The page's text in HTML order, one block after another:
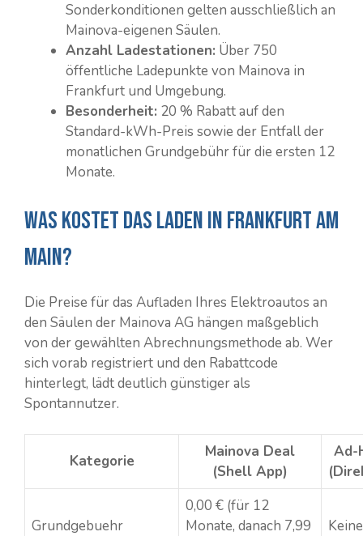
Sonderkonditionen gelten ausschließlich an
Mainova-eigenen Säulen.
Anzahl Ladestationen: Über 750
öffentliche Ladepunkte von Mainova in
Frankfurt und Umgebung.
Besonderheit: 20 % Rabatt auf den
Standard-kWh-Preis sowie der Entfall der
monatlichen Grundgebühr für die ersten 12
Monate.
Was kostet das Laden in Frankfurt am
Main?
Die Preise für das Aufladen Ihres Elektroautos an
den Säulen der Mainova AG hängen maßgeblich
von der gewählten Abrechnungsmethode ab. Wer
sich vorab registriert und den Rabattcode
hinterlegt, lädt deutlich günstiger als
Spontannutzer.
Kategorie
Mainova Deal
(Shell App)
Ad-
Grundgebuehr
0,00 € (für 12
Monate, danach 7,99
Keine